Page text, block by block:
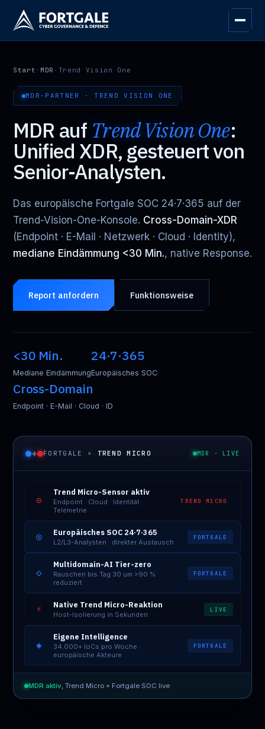
Start · MDR · Trend Vision One
MDR-PARTNER · TREND VISION ONE
MDR auf Trend Vision One:
Unified XDR, gesteuert von
Senior-Analysten.
Das europäische Fortgale SOC 24·7·365 auf der
Trend-Vision-One-Konsole. Cross-Domain-XDR
(Endpoint · E-Mail · Netzwerk · Cloud · Identity),
mediane Eindämmung <30 Min., native Response.
Report anfordern Funktionsweise
<30 Min.
Mediane Eindämmung
24·7·365
Europäisches SOC
Cross-Domain
Endpoint · E-Mail · Cloud · ID
+ FORTGALE × TREND MICRO MDR · LIVE
⊙
Trend Micro-Sensor aktiv
Endpoint · Cloud · Identität ·
Telemetrie
TREND MICRO
◎ Europäisches SOC 24·7·365
L2/L3-Analysten · direkter Austausch
FORTGALE
◇
Multidomain-AI Tier-zero
Rauschen bis Tag 30 um >90 %
reduziert
FORTGALE
⚡ Native Trend Micro-Reaktion
Host-Isolierung in Sekunden
LIVE
◈
Eigene Intelligence
34.000+ IoCs pro Woche ·
europäische Akteure
FORTGALE
MDR aktiv, Trend Micro + Fortgale SOC live